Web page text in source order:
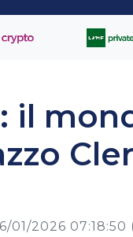
il
01/2026 07:18:50